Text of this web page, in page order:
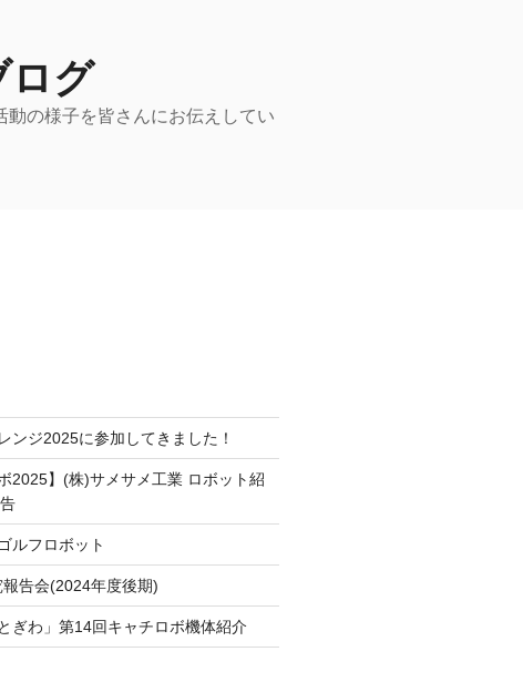
ログ
の様子を皆さんにお伝えしてい
ンジ2025に参加してきました！
2025】(株)サメサメ工業 ロボット紹
ルフロボット
告会(2024年度後期)
ぎわ」第14回キャチロボ機体紹介